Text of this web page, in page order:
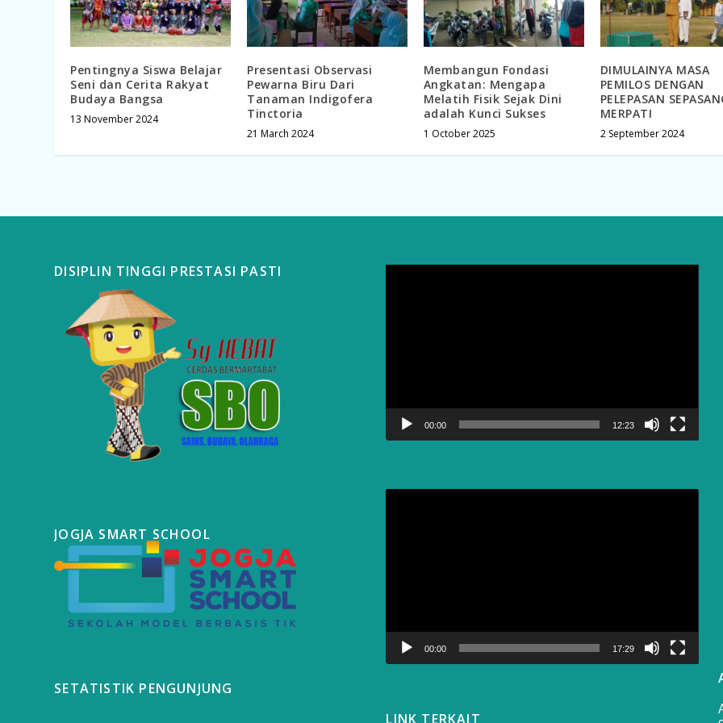
Pentingnya Siswa Belajar
Seni dan Cerita Rakyat
Budaya Bangsa
13 November 2024
Presentasi Observasi
Pewarna Biru Dari
Tanaman Indigofera
Tinctoria
21 March 2024
Membangun Fondasi
Angkatan: Mengapa
Melatih Fisik Sejak Dini
adalah Kunci Sukses
1 October 2025
DIMULAINYA MASA
PEMILOS DENGAN
PELEPASAN
MERPATI
2 September 2024
DISIPLIN TINGGI PRESTASI PASTI
JOGJA SMART SCHOOL
SETATISTIK PENGUNJUNG
00:00 12:23
00:00 17:29
LINK TERKAIT